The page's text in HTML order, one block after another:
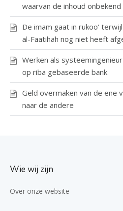
waarvan de inhoud onbekend
De imam gaat in rukoo’
al-Faatihah nog niet heeft
Werken als
op riba gebaseerde bank
Geld overmaken van de ene
naar de andere
Wie wij zijn
Over onze website